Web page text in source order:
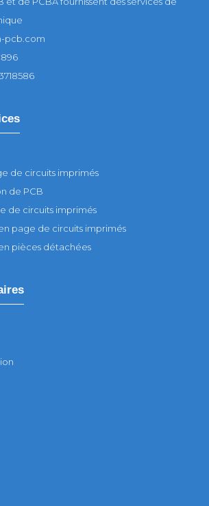
pcb.com
de circuits imprimés
de PCB
de circuits imprimés
page de circuits imprimés
pièces détachées